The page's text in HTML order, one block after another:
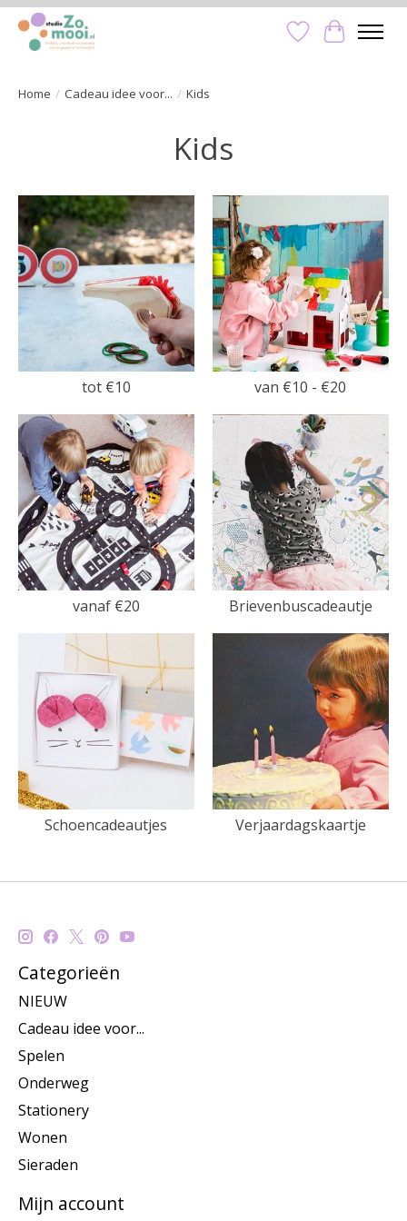
Verlanglijst
Home / Cadeau idee voor... / Kids
Kids
tot €10 van €10 - €20
vanaf €20 Brievenbuscadeautje
Schoencadeautjes Verjaardagskaartje
Categorieën
NIEUW
Cadeau idee voor...
Spelen
Onderweg
Stationery
Wonen
Sieraden
Mijn account